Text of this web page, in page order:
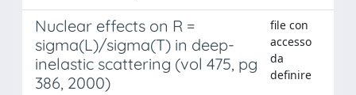
Nuclear effects on R =
sigma(L)/sigma(T) in deep-
inelastic scattering (vol 475, pg
386, 2000)
file con
accesso
da
definire